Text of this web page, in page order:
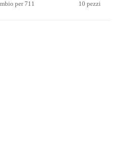
per 711 10 pezzi